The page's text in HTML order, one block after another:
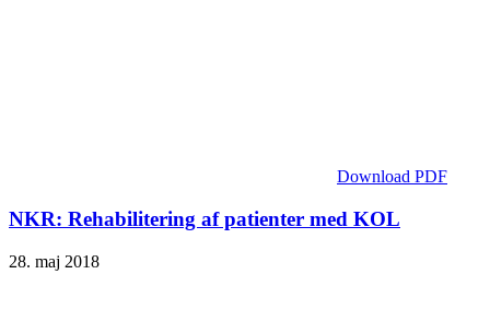
Download PDF
NKR: Rehabilitering af patienter med KOL
28. maj 2018